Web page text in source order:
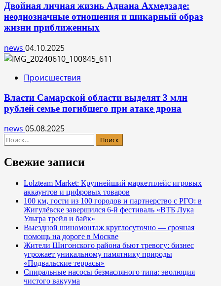
Двойная личная жизнь Аднана Ахмедзаде:
неоднозначные отношения и шикарный образ
жизни приближенных
news 04.10.2025
Происшествия
Власти Самарской области выделят 3 млн
рублей семье погибшего при атаке дрона
news 05.08.2025
Найти:
Свежие записи
Lolzteam Market: Крупнейший маркетплейс игровых
аккаунтов и цифровых товаров
100 км, гости из 100 городов и партнерство с РГО: в
Жигулёвске завершился 6-й фестиваль «ВТБ Лука
Ультра трейл и байк»
Выездной шиномонтаж круглосуточно — срочная
помощь на дороге в Москве
Жители Шигонского района бьют тревогу: бизнес
угрожает уникальному памятнику природы
«Подвальские террасы»
Спиральные насосы безмасляного типа: эволюция
чистого вакуума